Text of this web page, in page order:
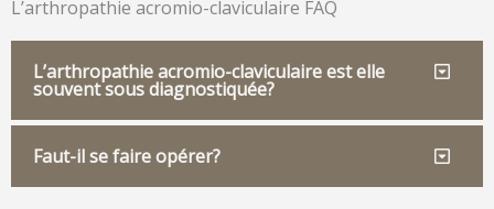
L’arthropathie acromio-claviculaire FAQ
L’arthropathie acromio-claviculaire est elle
souvent sous diagnostiquée?
Faut-il se faire opérer?